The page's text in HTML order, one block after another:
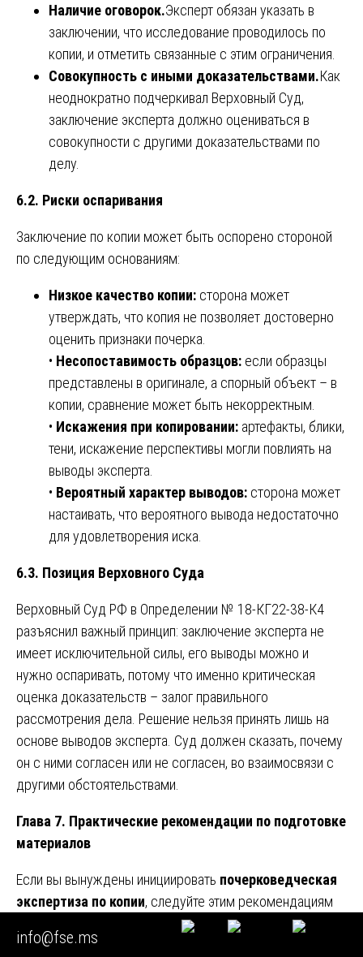
Наличие оговорок.Эксперт обязан указать в
заключении, что исследование проводилось по
копии, и отметить связанные с этим ограничения.
Совокупность с иными доказательствами.Как
неоднократно подчеркивал Верховный Суд,
заключение эксперта должно оцениваться в
совокупности с другими доказательствами по
делу.
6.2. Риски оспаривания
Заключение по копии может быть оспорено стороной
по следующим основаниям:
Низкое качество копии: сторона может
утверждать, что копия не позволяет достоверно
оценить признаки почерка.
• Несопоставимость образцов: если образцы
представлены в оригинале, а спорный объект – в
копии, сравнение может быть некорректным.
• Искажения при копировании: артефакты, блики,
тени, искажение перспективы могли повлиять на
выводы эксперта.
• Вероятный характер выводов: сторона может
настаивать, что вероятного вывода недостаточно
для удовлетворения иска.
6.3. Позиция Верховного Суда
Верховный Суд РФ в Определении № 18-КГ22-38-К4
разъяснил важный принцип: заключение эксперта не
имеет исключительной силы, его выводы можно и
нужно оспаривать, потому что именно критическая
оценка доказательств – залог правильного
рассмотрения дела. Решение нельзя принять лишь на
основе выводов эксперта. Суд должен сказать, почему
он с ними согласен или не согласен, во взаимосвязи с
другими обстоятельствами.
Глава 7. Практические рекомендации по подготовке
материалов
Если вы вынуждены инициировать почерковедческая
экспертиза по копии, следуйте этим рекомендациям
для максимизации шансов на получение качественного
результата.
info@fse.ms